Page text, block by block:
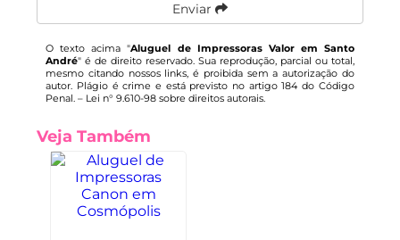
Enviar
O texto acima "Aluguel de Impressoras Valor em Santo
André" é de direito reservado. Sua reprodução, parcial ou total,
mesmo citando nossos links, é proibida sem a autorização do
autor. Plágio é crime e está previsto no artigo 184 do Código
Penal. – Lei n° 9.610-98 sobre direitos autorais.
Veja Também